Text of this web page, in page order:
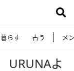
暮らす 占う メ
URUNAよ